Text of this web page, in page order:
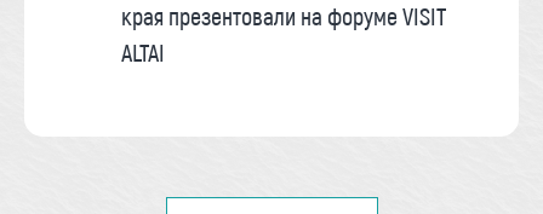
края презентовали на форуме VISIT
ALTAI